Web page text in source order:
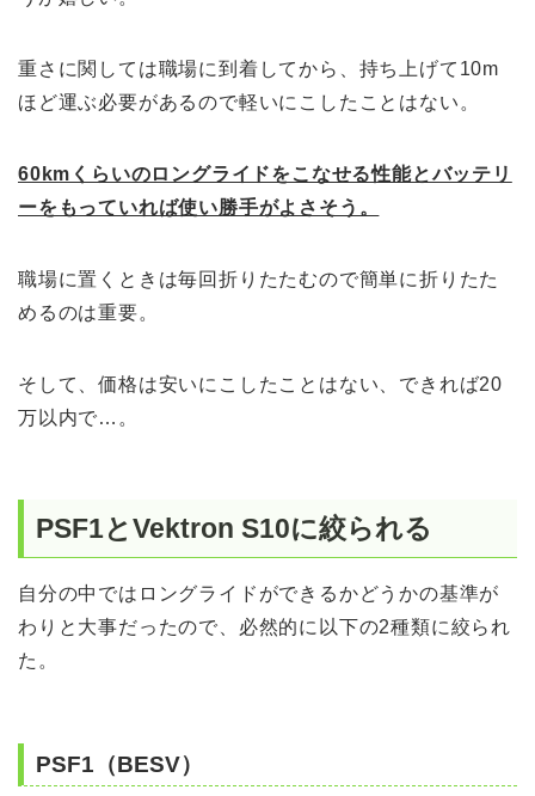
重さに関しては職場に到着してから、持ち上げて10m
ほど運ぶ必要があるので軽いにこしたことはない。
60kmくらいのロングライドをこなせる性能とバッテリ
ーをもっていれば使い勝手がよさそう。
職場に置くときは毎回折りたたむので簡単に折りたた
めるのは重要。
そして、価格は安いにこしたことはない、できれば20
万以内で…。
PSF1とVektron S10に絞られる
自分の中ではロングライドができるかどうかの基準が
わりと大事だったので、必然的に以下の2種類に絞られ
た。
PSF1（BESV）